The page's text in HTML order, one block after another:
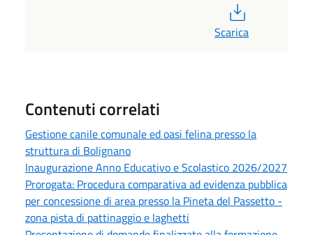
Scarica
Contenuti correlati
Gestione canile comunale ed oasi felina presso la
struttura di Bolignano
Inaugurazione Anno Educativo e Scolastico 2026/2027
Prorogata: Procedura comparativa ad evidenza pubblica
per concessione di area presso la Pineta del Passetto -
zona pista di pattinaggio e laghetti